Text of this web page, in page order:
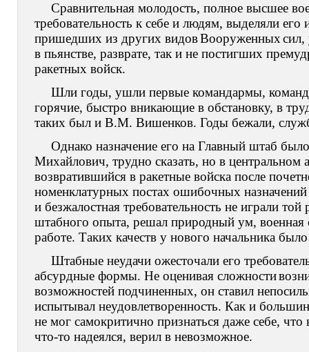
Сравнительная молодость, полное высшее
требовательность к себе и людям, выделяли
пришедших из других видовВооруженных
в пьянстве, разврате, так и не постигших
ракетных войск.
Шли годы, ушли первые командармы,
горячие, быстро вникающие в обстановку, в
таких был и В.М. Вишенков. Годы бежали,
Однако назначение его на Главный штаб
Михайлович, трудно сказать, но в центральном
возвратившийся в ракетные войска после
номенклатурных постах ошибочных назначений
и безжалостная требовательность не играли
штабного опыта, решал природный ум, военная
работе. Таких качеств у нового начальника
Штабные неудачи ожесточали его
абсурдные формы. Не оценивая сложности
возможностей подчиненных, он ставил
испытывал неудовлетворенность. Как и
не мог самокритично признаться даже себе,
что-то надеялся, верил в невозможное.